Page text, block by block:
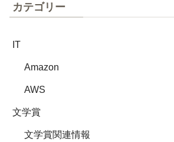
カテゴリー
IT
Amazon
AWS
文学賞
文学賞関連情報